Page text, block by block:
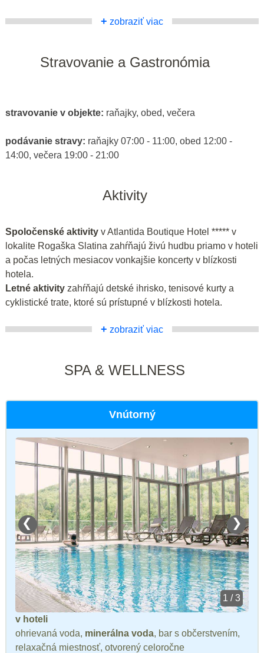
+ zobraziť viac
Stravovanie a Gastronómia
stravovanie v objekte: raňajky, obed, večera
podávanie stravy: raňajky 07:00 - 11:00, obed 12:00 -
14:00, večera 19:00 - 21:00
Aktivity
Spoločenské aktivity v Atlantida Boutique Hotel ***** v
lokalite Rogaška Slatina zahŕňajú živú hudbu priamo v hoteli
a počas letných mesiacov vonkajšie koncerty v blízkosti
hotela.
Letné aktivity zahŕňajú detské ihrisko, tenisové kurty a
cyklistické trate, ktoré sú prístupné v blízkosti hotela.
+ zobraziť viac
SPA & WELLNESS
Vnútorný
❮ ❯
1 / 3
v hoteli
ohrievaná voda, minerálna voda, bar s občerstvením,
relaxačná miestnosť, otvorený celoročne